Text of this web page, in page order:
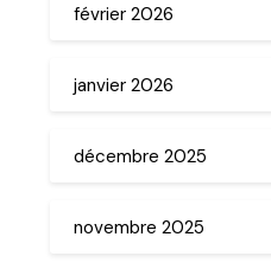
février 2026
janvier 2026
décembre 2025
novembre 2025